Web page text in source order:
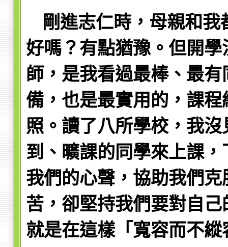
剛進志仁時，母親和
好嗎？有點猶豫。但開
師，是我看過最棒、最
備，也是最實用的，課
照。讀了八所學校，我
到、曠課的同學來上課
我們的心聲，協助我們
苦，卻堅持我們要對自
就是在這樣「寬容而不